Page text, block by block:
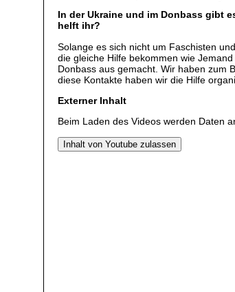
In der Ukraine und im Donbass gibt
helft ihr?
Solange es sich nicht um Faschisten
die gleiche Hilfe bekommen wie
Donbass aus gemacht. Wir haben zum
diese Kontakte haben wir die Hilfe
Externer Inhalt
Beim Laden des Videos werden Daten
Inhalt von Youtube zulassen